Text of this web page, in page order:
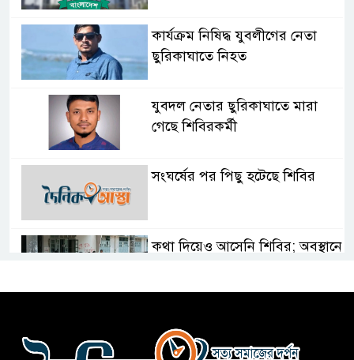
কার্যক্রম নিষিদ্ধ যুবলীগের নেতা
ছুরিকাঘাতে নিহত
যুবদল নেতার ছুরিকাঘাতে মারা
গেছে শিবিরকর্মী
সংঘর্ষের পর পিছু হটেছে শিবির
কথা দিয়েও আসেনি শিবির; অবস্থানে
বলাকা লাউঞ্জে আগুন